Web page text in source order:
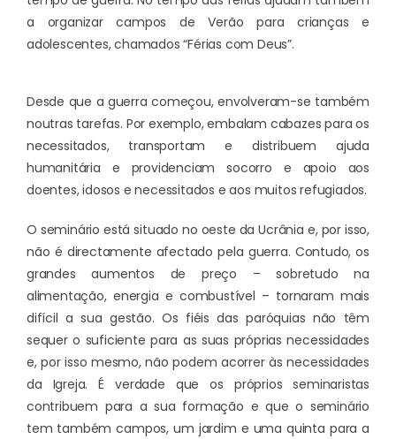
a organizar campos de Verão para crianças e
adolescentes, chamados “Férias com Deus”.
Desde que a guerra começou, envolveram-se também
noutras tarefas. Por exemplo, embalam cabazes para os
necessitados, transportam e distribuem ajuda
humanitária e providenciam socorro e apoio aos
doentes, idosos e necessitados e aos muitos refugiados.
O seminário está situado no oeste da Ucrânia e, por isso,
não é directamente afectado pela guerra. Contudo, os
grandes aumentos de preço – sobretudo na
alimentação, energia e combustível – tornaram mais
difícil a sua gestão. Os fiéis das paróquias não têm
sequer o suficiente para as suas próprias necessidades
e, por isso mesmo, não podem acorrer às necessidades
da Igreja. É verdade que os próprios seminaristas
contribuem para a sua formação e que o seminário
tem também campos, um jardim e uma quinta para a